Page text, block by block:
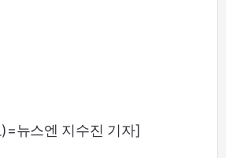
뉴스엔 지수진 기자]